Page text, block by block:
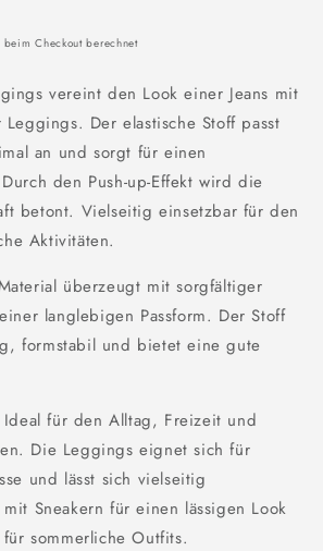
Checkout berechnet
vereint den Look einer Jeans mit
Der elastische Stoff passt
an und sorgt für einen
den Push-up-Effekt wird die
betont. Vielseitig einsetzbar für den
Aktivitäten.
Material überzeugt mit sorgfältiger
langlebigen Passform. Der Stoff
formstabil und bietet eine gute
für den Alltag, Freizeit und
Die Leggings eignet sich für
und lässt sich vielseitig
Sneakern für einen lässigen Look
sommerliche Outfits.